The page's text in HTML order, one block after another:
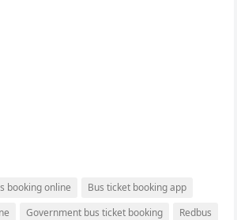
booking online
Bus ticket booking app
Government bus ticket booking
Redbus